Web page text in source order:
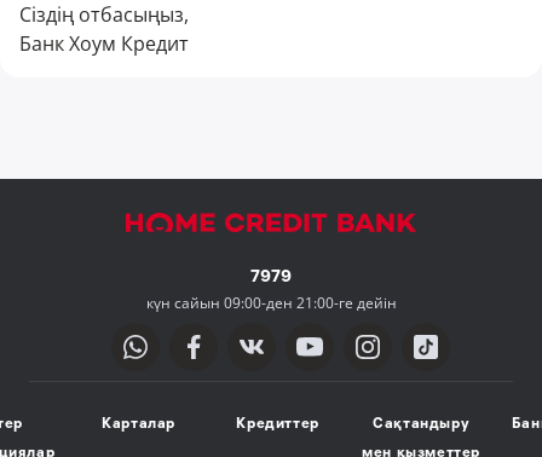
Сіздің отбасыңыз,
Банк Хоум Кредит
7979
күн сайын 09:00-ден 21:00-ге дейін
Карталар Кредиттер
Сақтандыру